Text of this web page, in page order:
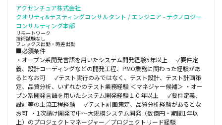
アクセンチュア株式会社
クオリティ&テスティングコンサルタント / エンジニア - テクノロジー
コンサルティング本部
リモートワーク
技術試験なし
フレックス出勤・時差出勤
■必須条件
・オープン系開発言語を用いたシステム開発経験5年以上 ✓要件定
義、設計コーディングなどの開発工程、PMO業務に関わった経験があ
るとなお可 ✓テスト実行のみではなく、テスト設計、テスト計画策
定、品質分析、いずれかのテスト業務経験 ＜マネジャー候補＞ ・オー
プン系開発言語を用いたシステム開発経験１０年以上 ✓要件定義、
設計等の上流工程経験 ✓テスト計画策定、品質分析経験があるとな
お可 ・1次請け開発で中～大規模システム開発（数億円・期間1年以
上）のプロジェクトマネージャー／プロジェクトリード経験